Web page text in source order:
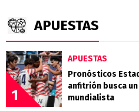
APUESTAS
1
APUESTAS
Pronósticos
anfitrión busca
mundialista